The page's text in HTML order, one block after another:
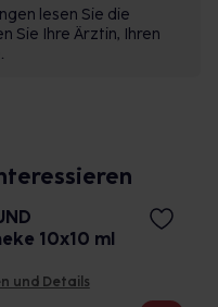
lesen Sie die
Sie Ihre Ärztin, Ihren
10x10 ml
und Details